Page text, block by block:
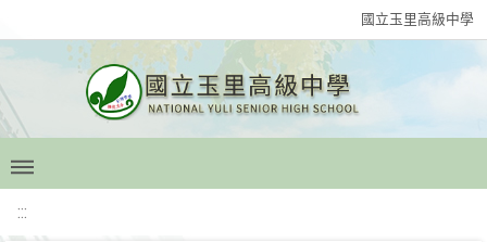
國立玉里高級中學
:::